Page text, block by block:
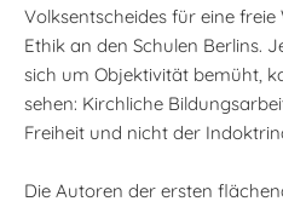
Volksentscheides für eine
Ethik an den Schulen Berlins.
sich um Objektivität bemüht,
sehen: Kirchliche
Freiheit und nicht der
Die Autoren der ersten